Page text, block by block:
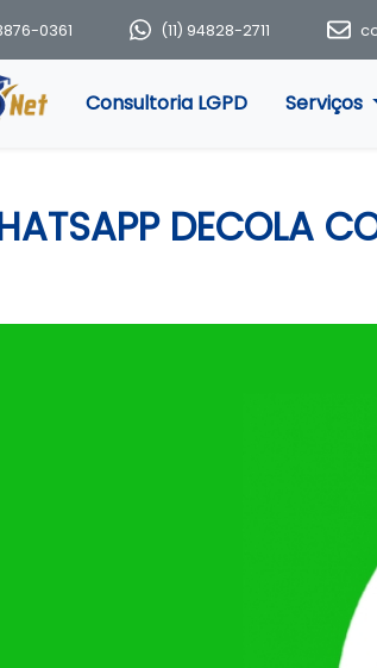
0361 (11) 94828-2711
Consultoria LGPD Serviços
DECOLA